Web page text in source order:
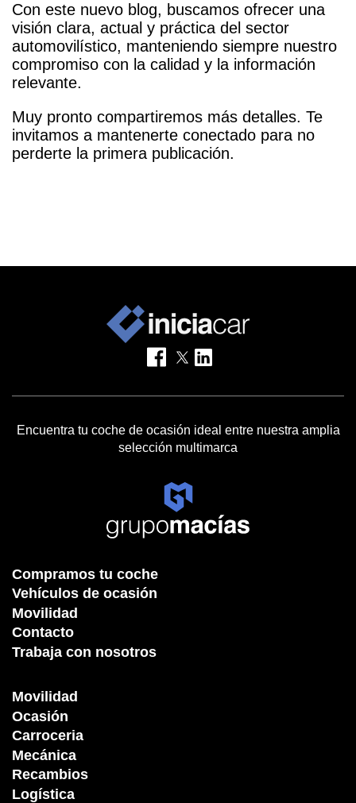
Con este nuevo blog, buscamos ofrecer una
visión clara, actual y práctica del sector
automovilístico, manteniendo siempre nuestro
compromiso con la calidad y la información
relevante.
Muy pronto compartiremos más detalles. Te
invitamos a mantenerte conectado para no
perderte la primera publicación.
Encuentra tu coche de ocasión ideal entre nuestra amplia
selección multimarca
Compramos tu coche
Vehículos de ocasión
Movilidad
Contacto
Trabaja con nosotros
Movilidad
Ocasión
Carroceria
Mecánica
Recambios
Logística